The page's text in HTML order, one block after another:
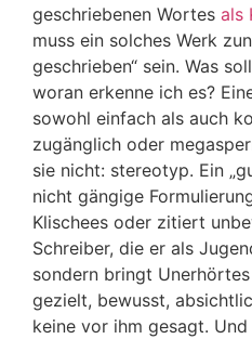
geschriebenen Wortes als
muss ein solches Werk
geschrieben“ sein. Was
woran erkenne ich es?
sowohl einfach als auch
zugänglich oder
sie nicht: stereotyp. Ein
nicht gängige
Klischees oder zitiert
Schreiber, die er als
sondern bringt
gezielt, bewusst,
keine vor ihm gesagt.